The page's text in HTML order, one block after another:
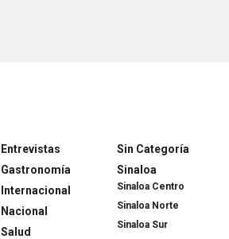
Entrevistas
Gastronomía
Internacional
Nacional
Salud
Sin Categoría
Sinaloa
Sinaloa Centro
Sinaloa Norte
Sinaloa Sur